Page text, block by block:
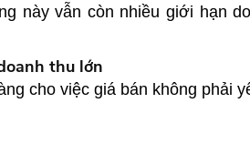
này vẫn còn nhiều giới hạn
thu lớn
cho việc giá bán không phải